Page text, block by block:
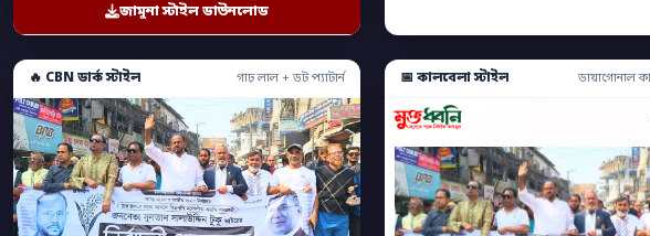
জামুনা স্টাইল ডাউনলোড
🔥 CBN ডার্ক স্টাইল গাঢ় লাল + ডট প্যাটার্ন 📅 কালবেলা স্টাইল ডায়াগোনাল